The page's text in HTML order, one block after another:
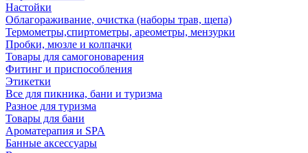
Настойки
Облагораживание, очистка (наборы трав, щепа)
Термометры,спиртометры, ареометры, мензурки
Пробки, мюзле и колпачки
Товары для самогоноварения
Фитинг и приспособления
Этикетки
Все для пикника, бани и туризма
Разное для туризма
Товары для бани
Ароматерапия и SPA
Банные аксессуары